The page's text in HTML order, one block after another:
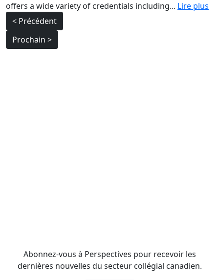
offers a wide variety of credentials including... Lire plus
Navigation
de
l’article
< Précédent
Prochain >
Abonnez-vous à Perspectives pour recevoir les
dernières nouvelles du secteur collégial canadien.